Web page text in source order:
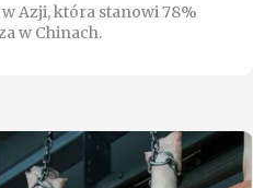
Azji, która stanowi 78%
w Chinach.